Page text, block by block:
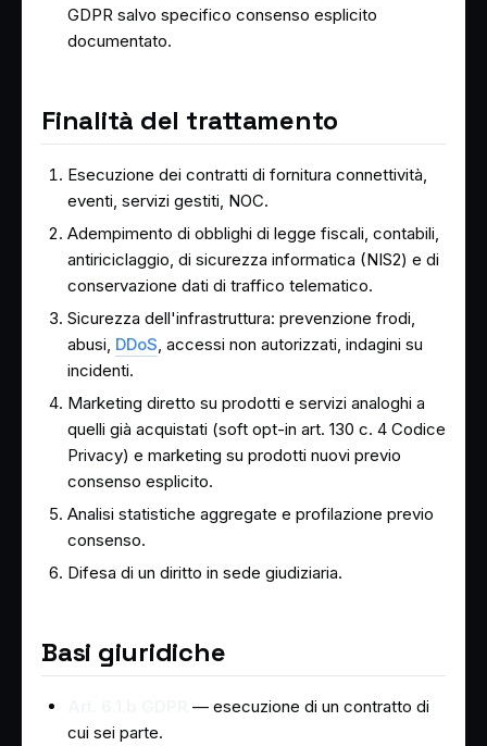
GDPR salvo specifico consenso esplicito
documentato.
Finalità del trattamento
Esecuzione dei contratti di fornitura connettività,
eventi, servizi gestiti, NOC.
Adempimento di obblighi di legge fiscali, contabili,
antiriciclaggio, di sicurezza informatica (NIS2) e di
conservazione dati di traffico telematico.
Sicurezza dell'infrastruttura: prevenzione frodi,
abusi, DDoS , accessi non autorizzati, indagini su
incidenti.
Marketing diretto su prodotti e servizi analoghi a
quelli già acquistati (soft opt-in art. 130 c. 4 Codice
Privacy) e marketing su prodotti nuovi previo
consenso esplicito.
Analisi statistiche aggregate e profilazione previo
consenso.
Difesa di un diritto in sede giudiziaria.
Basi giuridiche
— esecuzione di un contratto di
cui sei parte.